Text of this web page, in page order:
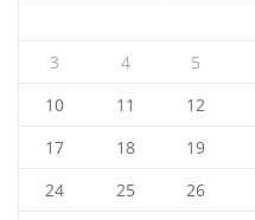
3
4 5
10
11 12
17
18 19
24
25 26